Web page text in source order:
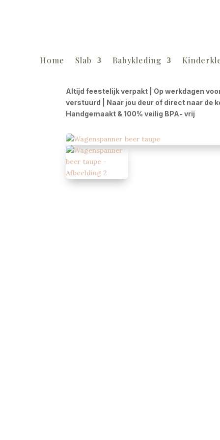
Home Slab Babykleding
Altijd feestelijk verpakt | Op werkdagen
verstuurd | Naar jou deur of direct naar de
Handgemaakt & 100% veilig BPA- vrij